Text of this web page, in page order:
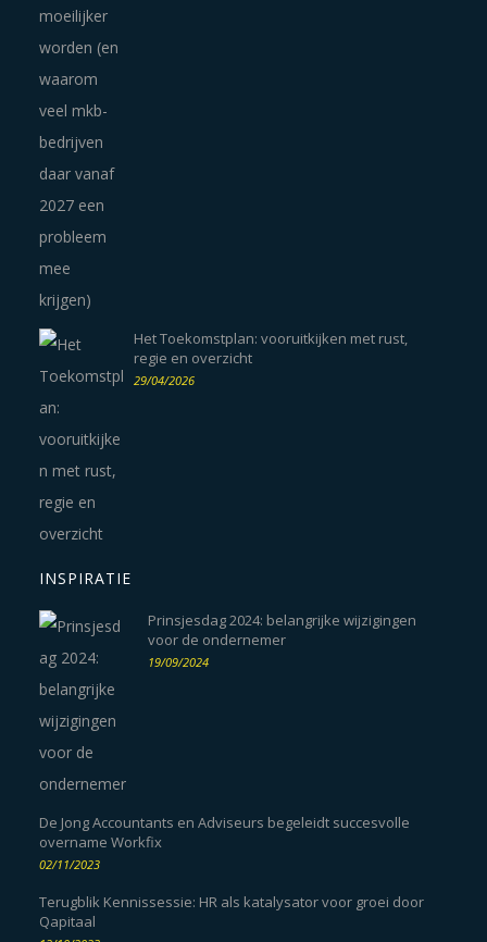
Het Toekomstplan: vooruitkijken met rust,
regie en overzicht
29/04/2026
INSPIRATIE
Prinsjesdag 2024: belangrijke wijzigingen
voor de ondernemer
19/09/2024
De Jong Accountants en Adviseurs begeleidt succesvolle
overname Workfix
02/11/2023
Terugblik Kennissessie: HR als katalysator voor groei door
Qapitaal